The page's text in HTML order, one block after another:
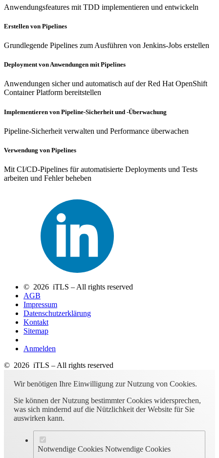
Anwendungsfeatures mit TDD implementieren und entwickeln
Erstellen von Pipelines
Grundlegende Pipelines zum Ausführen von Jenkins-Jobs erstellen
Deployment von Anwendungen mit Pipelines
Anwendungen sicher und automatisch auf der Red Hat OpenShift
Container Platform bereitstellen
Implementieren von Pipeline-Sicherheit und -Überwachung
Pipeline-Sicherheit verwalten und Performance überwachen
Verwendung von Pipelines
Mit CI/CD-Pipelines für automatisierte Deployments und Tests
arbeiten und Fehler beheben
© 2026 iTLS – All rights reserved
AGB
Impressum
Datenschutzerklärung
Kontakt
Sitemap
Anmelden
© 2026 iTLS – All rights reserved
Wir benötigen Ihre Einwilligung zur Nutzung von Cookies.
Sie können der Nutzung bestimmter Cookies widersprechen,
was sich mindernd auf die Nützlichkeit der Website für Sie
auswirken kann.
Notwendige Cookies Notwendige Cookies